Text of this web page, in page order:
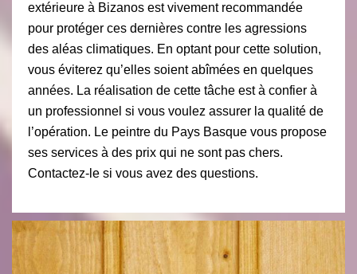
extérieure à Bizanos est vivement recommandée
pour protéger ces dernières contre les agressions
des aléas climatiques. En optant pour cette solution,
vous éviterez qu’elles soient abîmées en quelques
années. La réalisation de cette tâche est à confier à
un professionnel si vous voulez assurer la qualité de
l’opération. Le peintre du Pays Basque vous propose
ses services à des prix qui ne sont pas chers.
Contactez-le si vous avez des questions.